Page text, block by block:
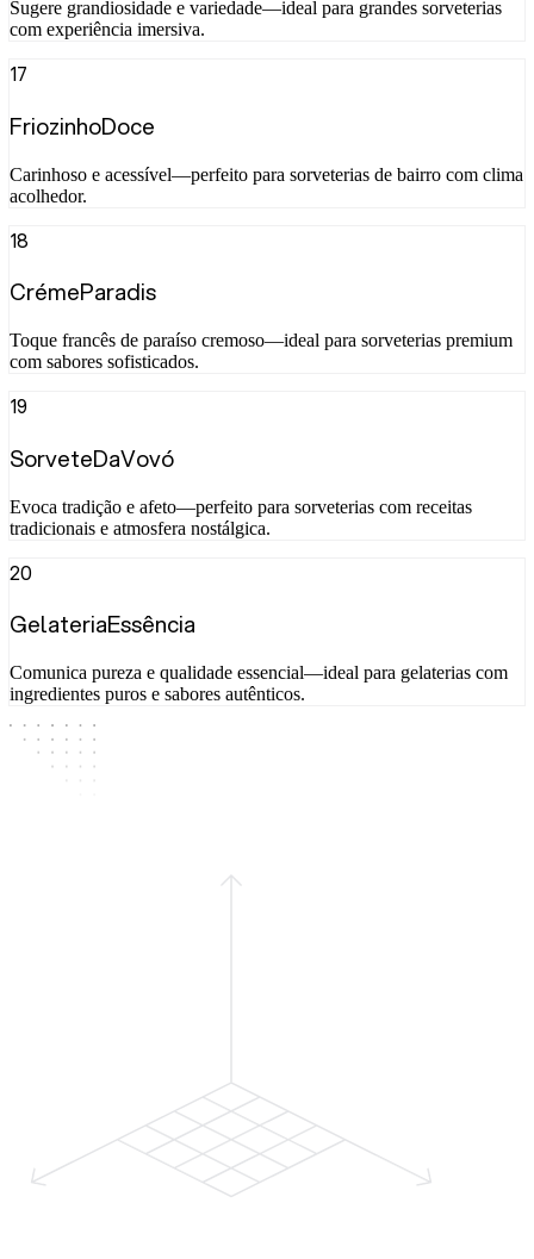
Sugere grandiosidade e variedade—ideal para grandes sorveterias
com experiência imersiva.
17
FriozinhoDoce
Carinhoso e acessível—perfeito para sorveterias de bairro com clima
acolhedor.
18
CrémeParadis
Toque francês de paraíso cremoso—ideal para sorveterias premium
com sabores sofisticados.
19
SorveteDaVovó
Evoca tradição e afeto—perfeito para sorveterias com receitas
tradicionais e atmosfera nostálgica.
20
GelateriaEssência
Comunica pureza e qualidade essencial—ideal para gelaterias com
ingredientes puros e sabores autênticos.